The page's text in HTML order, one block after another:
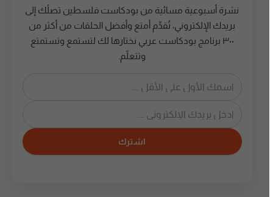
نشرة أسبوعية مسائية من بودكاست فلسطين تصلُك إلى
بريدك الإلكتروني، تُقدِّم أمتع وأفضل الحلقات من أكثر من
٣٠٠ برنامج بودكاست عربي نختارها لك لتستمع وتستمتع
وتتعلّم.
اشترك